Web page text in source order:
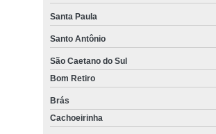
Santa Paula
Santo Antônio
São Caetano do Sul
Bom Retiro
Brás
Cachoeirinha